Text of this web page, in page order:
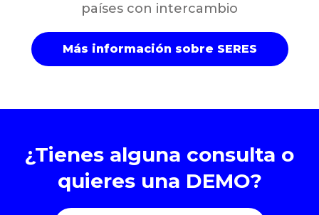
países con intercambio
Más información sobre SERES
¿Tienes alguna consulta o
quieres una DEMO?